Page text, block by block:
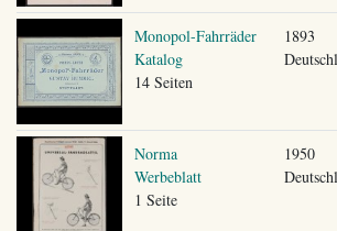
Monopol-Fahrräder
Katalog
14 Seiten
1893
Norma
Werbeblatt
1 Seite
1950